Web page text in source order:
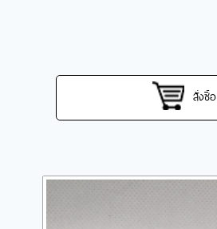
สั่งซื้อ